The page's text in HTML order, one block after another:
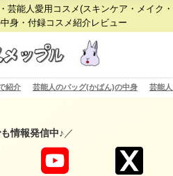
芸能人愛用コスメ(スキンケア・メイク・
身・付録コスメ紹介レビュー
紹介 芸能人のバッグ(かばん)の中身 芸能
情報発信中♪ ／